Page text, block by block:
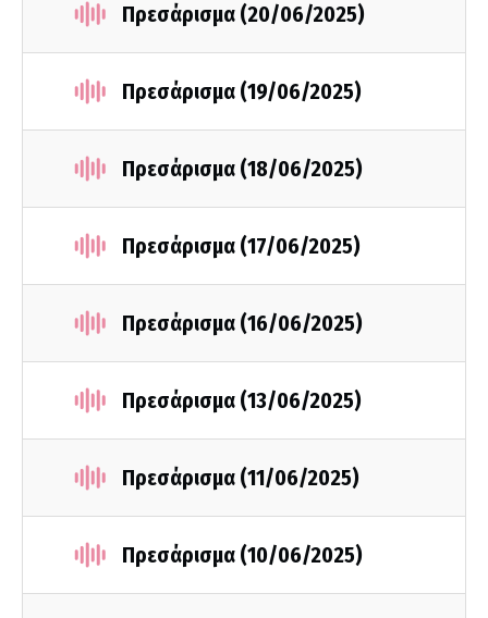
Πρεσάρισμα (20/06/2025)
Πρεσάρισμα (19/06/2025)
Πρεσάρισμα (18/06/2025)
Πρεσάρισμα (17/06/2025)
Πρεσάρισμα (16/06/2025)
Πρεσάρισμα (13/06/2025)
Πρεσάρισμα (11/06/2025)
Πρεσάρισμα (10/06/2025)